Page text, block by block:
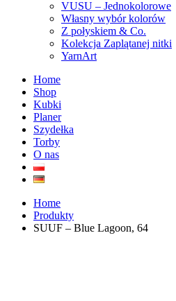
VUSU – Jednokolorowe
Własny wybór kolorów
Z połyskiem & Co.
Kolekcja Zaplątanej nitki
YarnArt
Home
Shop
Kubki
Planer
Szydełka
Torby
O nas
Home
Produkty
SUUF – Blue Lagoon, 64